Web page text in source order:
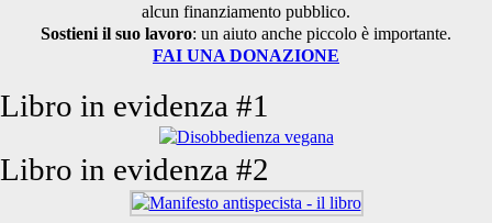
alcun finanziamento pubblico.
Sostieni il suo lavoro: un aiuto anche piccolo è importante.
FAI UNA DONAZIONE
Libro in evidenza #1
Libro in evidenza #2